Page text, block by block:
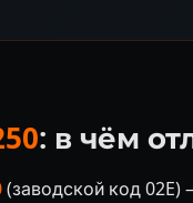
: в чём
(заводской код